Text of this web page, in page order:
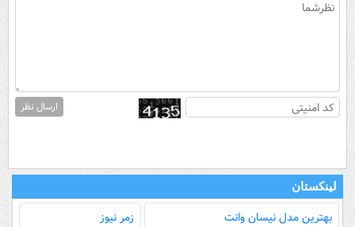
ارسال نظر
لینکستان
بهترین مدل‌ نیسان وانت زمر نیوز